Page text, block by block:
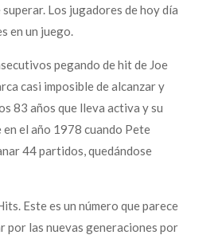
Los jugadores de hoy día
en un juego.
pegando de hit de Joe
casi imposible de alcanzar y
83 años que lleva activa y su
en el año 1978 cuando Pete
44 partidos, quedándose
Este es un número que parece
por las nuevas generaciones por